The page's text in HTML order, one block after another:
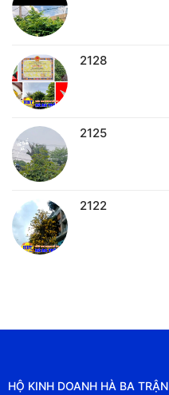
2128
2125
2122
HỘ KINH DOANH HÀ BA TRẬN